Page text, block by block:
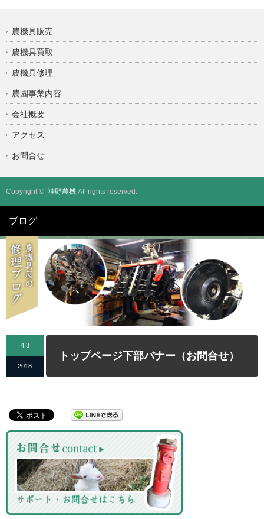
農機具販売
農機具買取
農機具修理
農園事業内容
会社概要
アクセス
お問合せ
Copyright © 神野農機 All rights reserved.
ブログ
4.3
2018
トップページ下部バナー（お問合せ）